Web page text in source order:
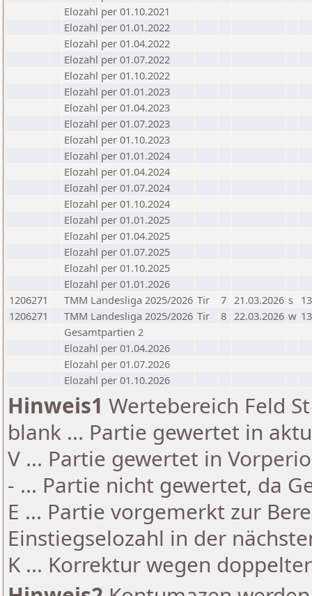
Elozahl per 01.10.2021
Elozahl per 01.01.2022
Elozahl per 01.04.2022
Elozahl per 01.07.2022
Elozahl per 01.10.2022
Elozahl per 01.01.2023
Elozahl per 01.04.2023
Elozahl per 01.07.2023
Elozahl per 01.10.2023
Elozahl per 01.01.2024
Elozahl per 01.04.2024
Elozahl per 01.07.2024
Elozahl per 01.10.2024
Elozahl per 01.01.2025
Elozahl per 01.04.2025
Elozahl per 01.07.2025
Elozahl per 01.10.2025
Elozahl per 01.01.2026
1206271
TMM Landesliga 2025/2026 Tir 7 21.03.2026 s
1206271
TMM Landesliga 2025/2026 Tir 8 22.03.2026 w
Gesamtpartien 2
Elozahl per 01.04.2026
Elozahl per 01.07.2026
Elozahl per 01.10.2026
Hinweis1 Wertebereich Feld
blank ... Partie gewertet in
V ... Partie gewertet in
- ... Partie nicht gewertet, da
E ... Partie vorgemerkt zur
Einstiegselozahl in der
K ... Korrektur wegen